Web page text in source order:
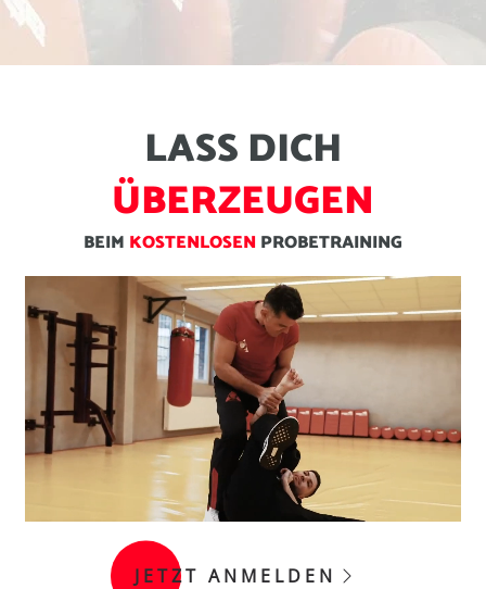
LASSDICH
ÜBERZEUGEN
BEIM KOSTENLOSEN PROBETRAINING
JETZT ANMELDEN